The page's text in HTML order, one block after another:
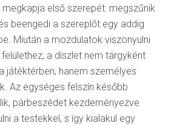
első szerepét: megszűnik
beengedi a szereplőt egy addig
Miután a mozdulatok viszonyulni
a díszlet nem tárgyként
játéktérben, hanem személyes
Az egységes felszín később
párbeszédet kezdeményezve
a testekkel, s így kialakul egy